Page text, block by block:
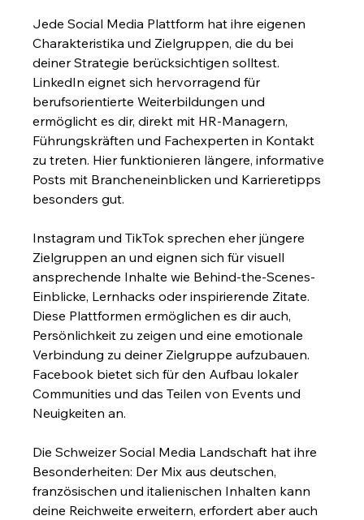
Jede Social Media Plattform hat ihre eigenen
Charakteristika und Zielgruppen, die du bei
deiner Strategie berücksichtigen solltest.
LinkedIn eignet sich hervorragend für
berufsorientierte Weiterbildungen und
ermöglicht es dir, direkt mit HR-Managern,
Führungskräften und Fachexperten in Kontakt
zu treten. Hier funktionieren längere, informative
Posts mit Brancheneinblicken und Karrieretipps
besonders gut.
Instagram und TikTok sprechen eher jüngere
Zielgruppen an und eignen sich für visuell
ansprechende Inhalte wie Behind-the-Scenes-
Einblicke, Lernhacks oder inspirierende Zitate.
Diese Plattformen ermöglichen es dir auch,
Persönlichkeit zu zeigen und eine emotionale
Verbindung zu deiner Zielgruppe aufzubauen.
Facebook bietet sich für den Aufbau lokaler
Communities und das Teilen von Events und
Neuigkeiten an.
Die Schweizer Social Media Landschaft hat ihre
Besonderheiten: Der Mix aus deutschen,
französischen und italienischen Inhalten kann
deine Reichweite erweitern, erfordert aber auch